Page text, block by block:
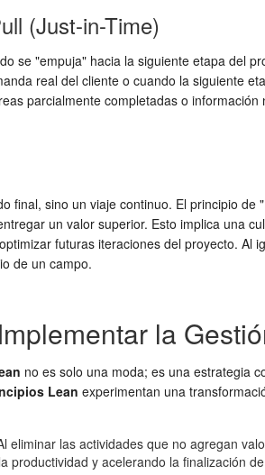
(Just-in-Time)
se "empuja" hacia la siguiente etapa del
real del cliente o cuando la siguiente
parcialmente completadas o
final, sino un viaje continuo. El principio
un valor superior. Esto implica una
futuras iteraciones del proyecto.
de un campo.
la
no es solo una moda; es una estrategia
Lean experimentan una
eliminar las actividades que no agregan
productividad y acelerando la finalización